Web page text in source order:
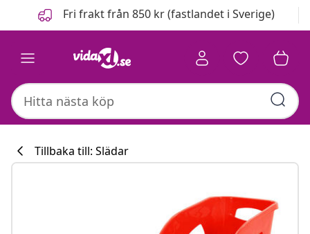
FöregåendeFri frakt från 850 kr (fastlandet i Sverige)
Tillbaka till: Slädar